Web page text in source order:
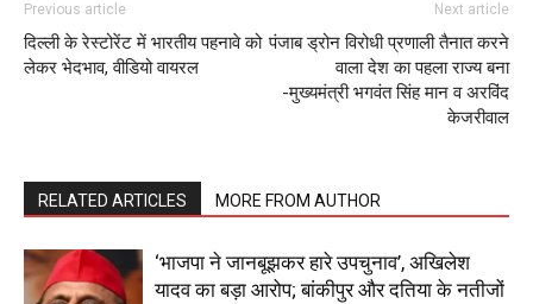
News Week
Magazine PRO
Previous article
दिल्ली के रेस्टोरेंट में भारतीय पहनावे को
लेकर भेदभाव, वीडियो वायरल
Next article
पंजाब ड्रोन विरोधी प्रणाली तैनात करने
वाला देश का पहला राज्य बना
-मुख्यमंत्री भगवंत सिंह मान व अरविंद
केजरीवाल
RELATED ARTICLES MORE FROM AUTHOR
‘भाजपा ने जानबूझकर हारे उपचुनाव’, अखिलेश
यादव का बड़ा आरोप; बांकीपुर और दतिया के नतीजों